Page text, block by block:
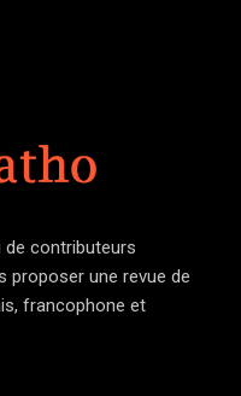
de contributeurs
proposer une revue de
francophone et